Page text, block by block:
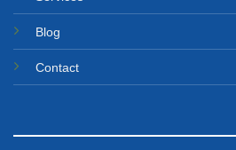
Blog
Contact